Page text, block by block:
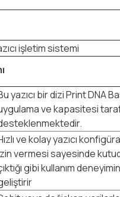
işletim sistemi
yazıcı bir dizi Print DNA
ve kapasitesi
ve kolay yazıcı
vermesi sayesinde
gibi kullanım